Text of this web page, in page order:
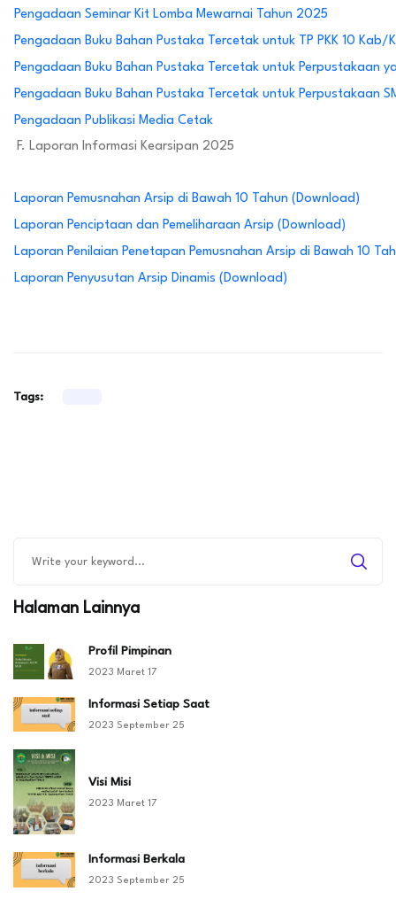
Pengadaan Seminar Kit Lomba Mewarnai Tahun 2025
Pengadaan Buku Bahan Pustaka Tercetak untuk TP PKK 10
Pengadaan Buku Bahan Pustaka Tercetak untuk Perpustakaan
Pengadaan Buku Bahan Pustaka Tercetak untuk Perpustakaan
Pengadaan Publikasi Media Cetak
F. Laporan Informasi Kearsipan 2025
Laporan Pemusnahan Arsip di Bawah 10 Tahun (Download)
Laporan Penciptaan dan Pemeliharaan Arsip (Download)
Laporan Penilaian Penetapan Pemusnahan Arsip di Bawah 10
Laporan Penyusutan Arsip Dinamis (Download)
Tags:
Halaman Lainnya
Profil Pimpinan
2023 Maret 17
Informasi Setiap Saat
2023 September 25
Visi Misi
2023 Maret 17
Informasi Berkala
2023 September 25